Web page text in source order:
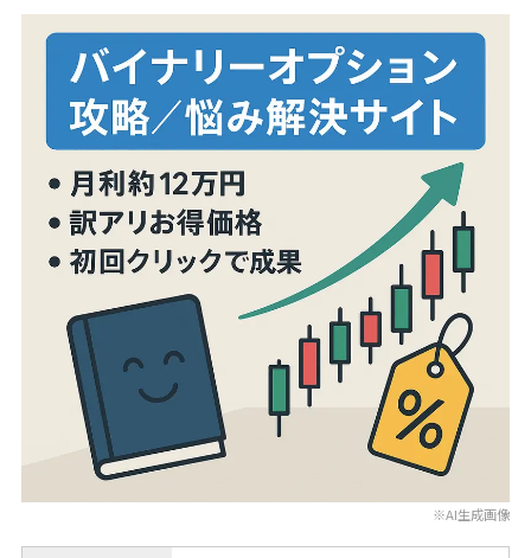
※AI生成画像